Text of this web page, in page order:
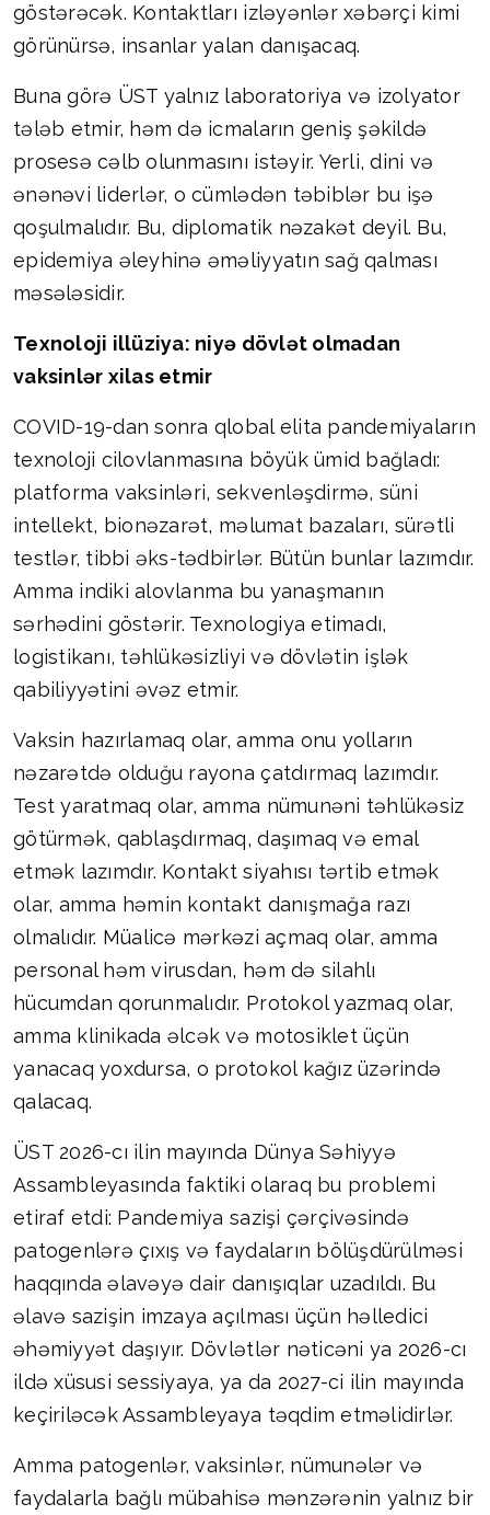
göstərəcək. Kontaktları izləyənlər xəbərçi kimi
görünürsə, insanlar yalan danışacaq.
Buna görə ÜST yalnız laboratoriya və izolyator
tələb etmir, həm də icmaların geniş şəkildə
prosesə cəlb olunmasını istəyir. Yerli, dini və
ənənəvi liderlər, o cümlədən təbiblər bu işə
qoşulmalıdır. Bu, diplomatik nəzakət deyil. Bu,
epidemiya əleyhinə əməliyyatın sağ qalması
məsələsidir.
Texnoloji illüziya: niyə dövlət olmadan
vaksinlər xilas etmir
COVID-19-dan sonra qlobal elita pandemiyaların
texnoloji cilovlanmasına böyük ümid bağladı:
platforma vaksinləri, sekvenləşdirmə, süni
intellekt, bionəzarət, məlumat bazaları, sürətli
testlər, tibbi əks-tədbirlər. Bütün bunlar lazımdır.
Amma indiki alovlanma bu yanaşmanın
sərhədini göstərir. Texnologiya etimadı,
logistikanı, təhlükəsizliyi və dövlətin işlək
qabiliyyətini əvəz etmir.
Vaksin hazırlamaq olar, amma onu yolların
nəzarətdə olduğu rayona çatdırmaq lazımdır.
Test yaratmaq olar, amma nümunəni təhlükəsiz
götürmək, qablaşdırmaq, daşımaq və emal
etmək lazımdır. Kontakt siyahısı tərtib etmək
olar, amma həmin kontakt danışmağa razı
olmalıdır. Müalicə mərkəzi açmaq olar, amma
personal həm virusdan, həm də silahlı
hücumdan qorunmalıdır. Protokol yazmaq olar,
amma klinikada əlcək və motosiklet üçün
yanacaq yoxdursa, o protokol kağız üzərində
qalacaq.
ÜST 2026-cı ilin mayında Dünya Səhiyyə
Assambleyasında faktiki olaraq bu problemi
etiraf etdi: Pandemiya sazişi çərçivəsində
patogenlərə çıxış və faydaların bölüşdürülməsi
haqqında əlavəyə dair danışıqlar uzadıldı. Bu
əlavə sazişin imzaya açılması üçün həlledici
əhəmiyyət daşıyır. Dövlətlər nəticəni ya 2026-cı
ildə xüsusi sessiyaya, ya da 2027-ci ilin mayında
keçiriləcək Assambleyaya təqdim etməlidirlər.
Amma patogenlər, vaksinlər, nümunələr və
faydalarla bağlı mübahisə mənzərənin yalnız bir